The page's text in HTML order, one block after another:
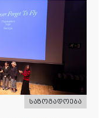
საზოგადოება